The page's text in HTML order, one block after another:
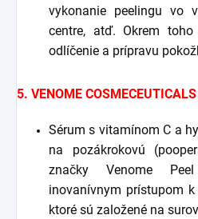
vykonanie peelingu vo
centre, atď. Okrem
odlíčenie a prípravu
5. VENOME COSMECEUTICALS
Sérum s vitamínom C a
na pozákrokovú
značky Venome
inovanívnym prístupom
ktoré sú založené na